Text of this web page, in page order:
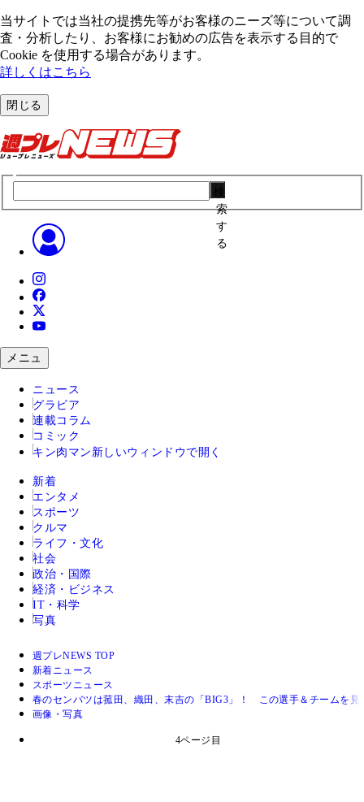
当サイトでは当社の提携先等がお客様のニーズ等について調
査・分析したり、お客様にお勧めの広告を表⽰する⽬的で
Cookie を使⽤する場合があります。
詳しくはこちら
閉じる
索
す
る
メニュ
ニュース
グラビア
連載コラム
コミック
キン肉マン 新しいウィンドウで開く
新着
エンタメ
スポーツ
クルマ
ライフ・文化
社会
政治・国際
経済・ビジネス
IT・科学
写真
週プレNEWS TOP
新着ニュース
スポーツニュース
春のセンバツは菰田、織田、末吉の「BIG3」！ この選手＆チームを見
画像・写真
4ページ目